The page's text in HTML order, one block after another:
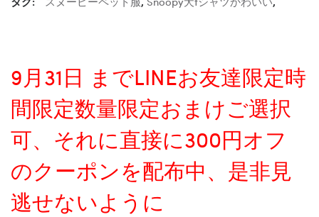
9月31日 までLINEお友達限定時
間限定数量限定おまけご選択
可、それに直接に300円オフ
のクーポンを配布中、是非見
逃せないように